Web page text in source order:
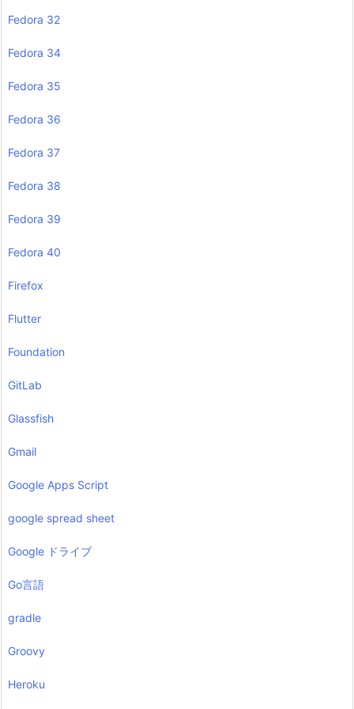
Fedora 32
Fedora 34
Fedora 35
Fedora 36
Fedora 37
Fedora 38
Fedora 39
Fedora 40
Firefox
Flutter
Foundation
GitLab
Glassfish
Gmail
Google Apps Script
google spread sheet
Google ドライブ
Go言語
gradle
Groovy
Heroku